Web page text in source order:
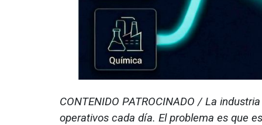
CONTENIDO PATROCINADO / La
operativos cada día. El problema es que